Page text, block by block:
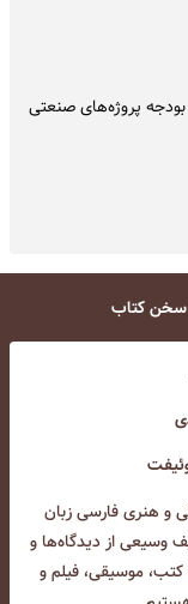
اشتباه مهلک که بودجه پروژه‌های صنعتی
سخن کتاب
و هنری فارسی زبان
از دیدگاه‌ها و
کتب، موسیقی، فیلم و